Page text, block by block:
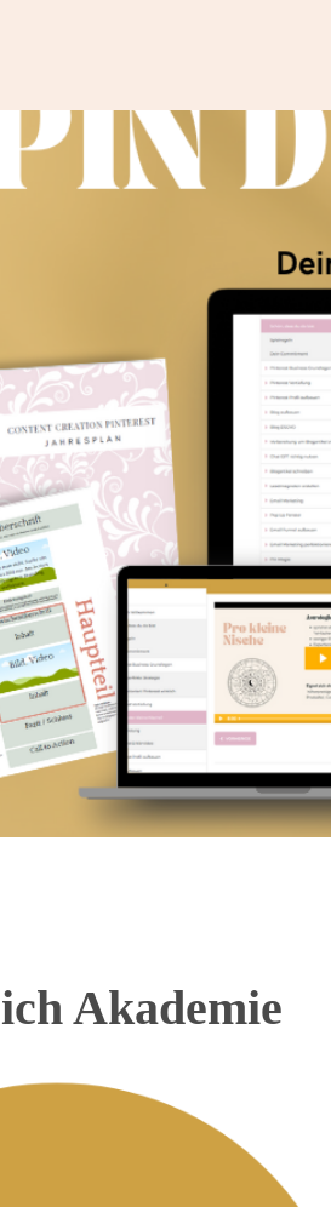
Akademie